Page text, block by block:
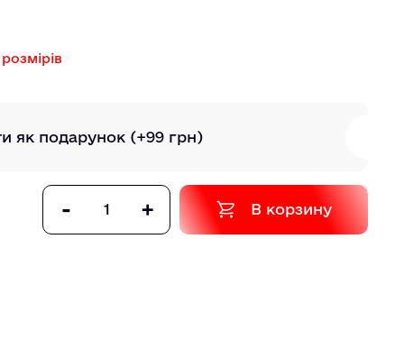
як подарунок (+99 грн)
- + В корзину